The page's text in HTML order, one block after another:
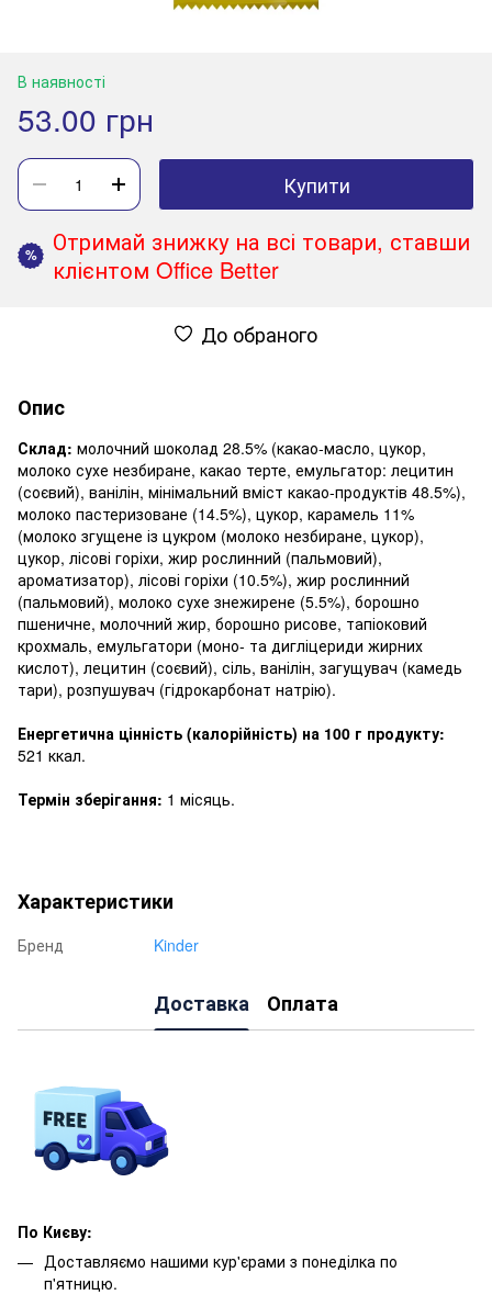
В наявності
53.00 грн
Купити
%
Отримай знижку на всі товари, ставши
клієнтом Office Better
До обраного
Опис
Склад: молочний шоколад 28.5% (какао-масло, цукор,
молоко сухе незбиране, какао терте, емульгатор: лецитин
(соєвий), ванілін, мінімальний вміст какао-продуктів 48.5%),
молоко пастеризоване (14.5%), цукор, карамель 11%
(молоко згущене із цукром (молоко незбиране, цукор),
цукор, лісові горіхи, жир рослинний (пальмовий),
ароматизатор), лісові горіхи (10.5%), жир рослинний
(пальмовий), молоко сухе знежирене (5.5%), борошно
пшеничне, молочний жир, борошно рисове, тапіоковий
крохмаль, емульгатори (моно- та дигліцериди жирних
кислот), лецитин (соєвий), сіль, ванілін, загущувач (камедь
тари), розпушувач (гідрокарбонат натрію).
Енергетична цінність (калорійність) на 100 г продукту:
521 ккал.
Термін зберігання: 1 місяць.
Характеристики
Бренд Kinder
Доставка Оплата
По Києву:
Доставляємо нашими кур'єрами з понеділка по
п'ятницю.